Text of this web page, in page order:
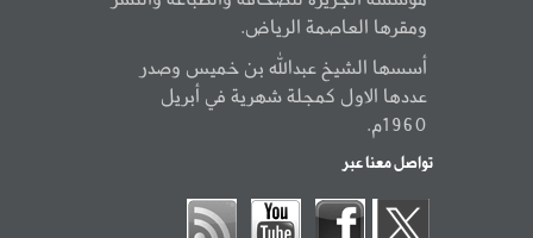
ومقرها العاصمة الرياض.
أسسها الشيخ عبدالله بن خميس وصدر
عددها الاول كمجلة شهرية في أبريل
1960م.
تواصل معنا عبر